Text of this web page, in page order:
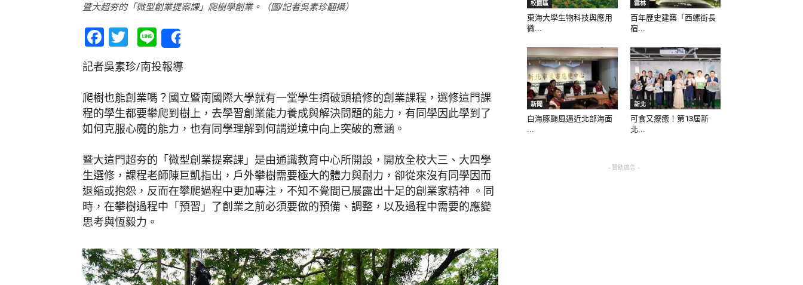
網
暨大超夯的「微型創業提案課」爬樹學創業。（圖/記者吳素珍翻攝）
Facebook
Twitter
Line
記者吳素珍/南投報導
爬樹也能創業嗎？國立暨南國際大學就有一堂學生擠破頭搶修的創業課程，選修這門課
程的學生都要攀爬到樹上，去學習創業能力養成與解決問題的能力，有同學因此學到了
如何克服心魔的能力，也有同學理解到何謂逆境中向上突破的意涵。
暨大這門超夯的「微型創業提案課」是由通識教育中心所開設，開放全校大三、大四學
生選修，課程老師陳巨凱指出，戶外攀樹需要極大的體力與耐力，卻從來沒有同學因而
退縮或抱怨，反而在攀爬過程中更加專注，不知不覺間已展露出十足的創業家精神 。同
時，在攀樹過程中「預習」了創業之前必須要做的預備、調整，以及過程中需要的應變
思考與恆毅力。
校園區
東海大學生物科技與應用
微...
雲林
百年歷史建築「西螺街長
宿...
新聞
白海豚颱風逼近北部海面
...
新北
可食又療癒！第13屆新
北...
- 贊助廣告 -